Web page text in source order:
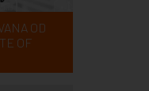
OD
OF